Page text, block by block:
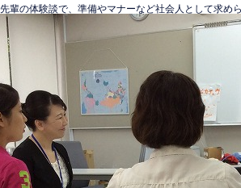
輩の体験談で、準備やマナーなど社会人として求め